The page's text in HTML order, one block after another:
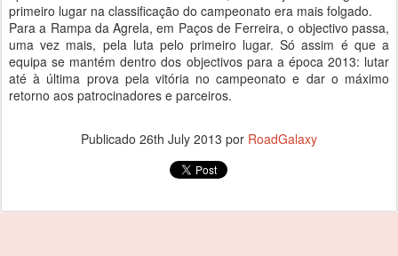
primeiro lugar na classificação do campeonato era mais folgado.
Para a Rampa da Agrela, em Paços de Ferreira, o objectivo passa,
uma vez mais, pela luta pelo primeiro lugar. Só assim é que a
equipa se mantém dentro dos objectivos para a época 2013: lutar
até à última prova pela vitória no campeonato e dar o máximo
retorno aos patrocinadores e parceiros.
Publicado 26th July 2013 por RoadGalaxy